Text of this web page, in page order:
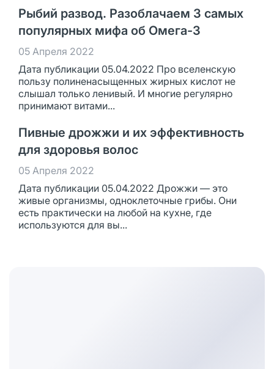
Рыбий развод. Разоблачаем 3 самых
популярных мифа об Омега-3
05 Апреля 2022
Дата публикации 05.04.2022 Про вселенскую
пользу полиненасыщенных жирных кислот не
слышал только ленивый. И многие регулярно
принимают витами...
Пивные дрожжи и их эффективность
для здоровья волос
05 Апреля 2022
Дата публикации 05.04.2022 Дрожжи — это
живые организмы, одноклеточные грибы. Они
есть практически на любой на кухне, где
используются для вы...